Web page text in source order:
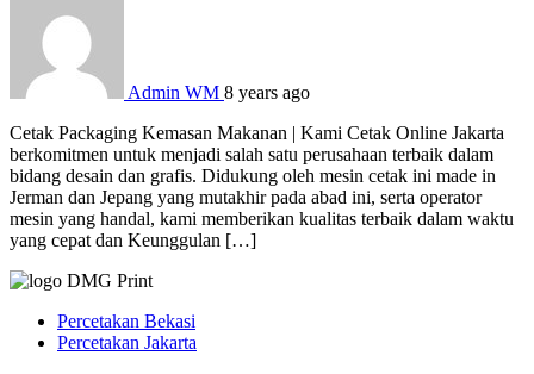
Admin WM 8 years ago
Cetak Packaging Kemasan Makanan | Kami Cetak Online Jakarta
berkomitmen untuk menjadi salah satu perusahaan terbaik dalam
bidang desain dan grafis. Didukung oleh mesin cetak ini made in
Jerman dan Jepang yang mutakhir pada abad ini, serta operator
mesin yang handal, kami memberikan kualitas terbaik dalam waktu
yang cepat dan Keunggulan […]
Percetakan Bekasi
Percetakan Jakarta